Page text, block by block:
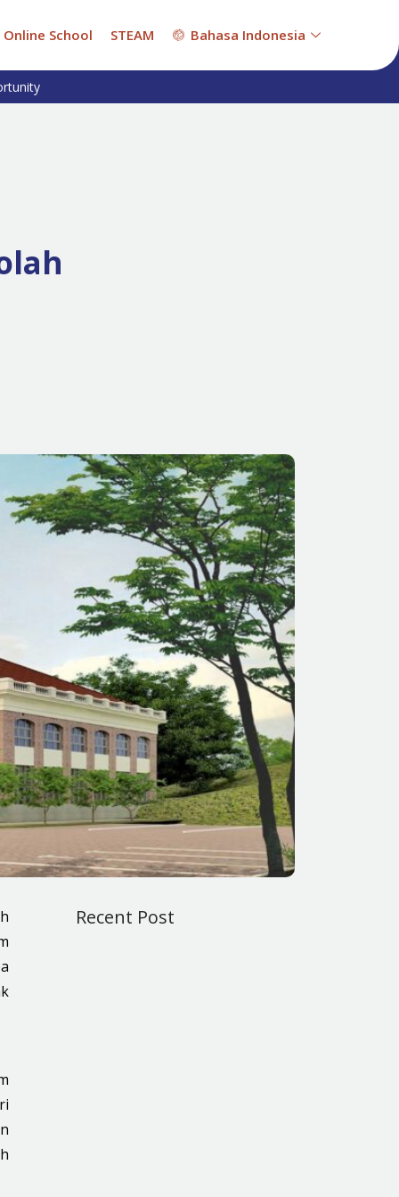
Online School STEAM Bahasa Indonesia
Recent Post